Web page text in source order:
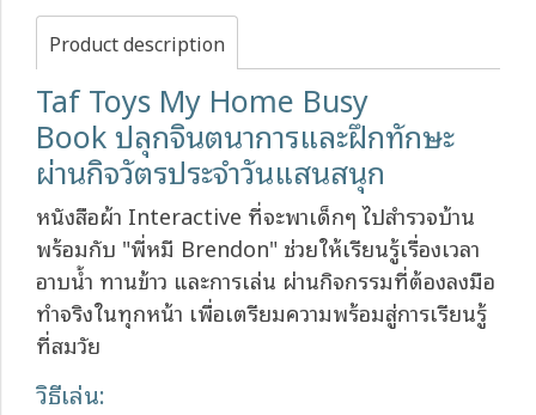
Product description
Taf Toys My Home Busy
Book ปลุกจินตนาการและฝึกทักษะ
ผ่านกิจวัตรประจำวันแสนสนุก
หนังสือผ้า Interactive ที่จะพาเด็กๆ ไปสำรวจบ้าน
พร้อมกับ "พี่หมี Brendon" ช่วยให้เรียนรู้เรื่องเวลา
อาบน้ำ ทานข้าว และการเล่น ผ่านกิจกรรมที่ต้องลงมือ
ทำจริงในทุกหน้า เพื่อเตรียมความพร้อมสู่การเรียนรู้
ที่สมวัย
วิธีเล่น: